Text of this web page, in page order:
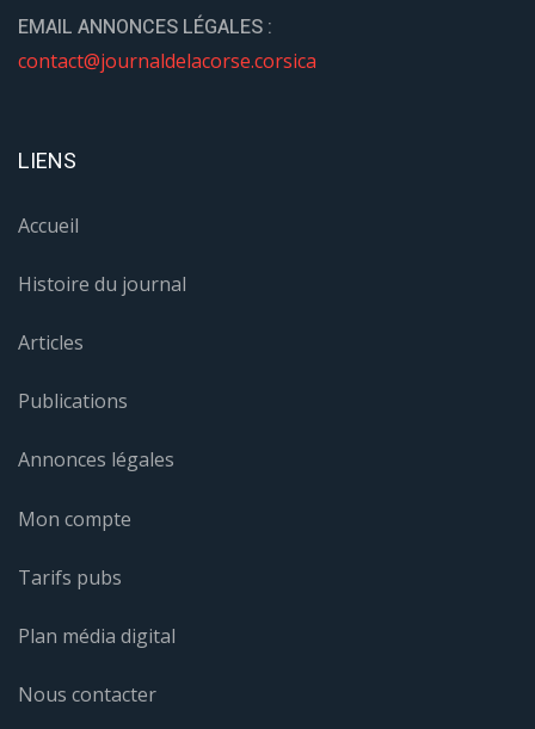
EMAIL ANNONCES LÉGALES :
contact@journaldelacorse.corsica
LIENS
Accueil
Histoire du journal
Articles
Publications
Annonces légales
Mon compte
Tarifs pubs
Plan média digital
Nous contacter